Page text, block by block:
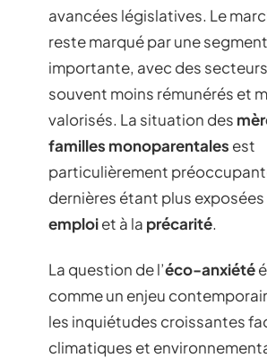
avancées législatives. Le
reste marqué par une
importante, avec des
souvent moins rémunérés et
valorisés. La situation des
familles monoparentales est
particulièrement
dernières étant plus exposées
emploiet à la précarité.
La question de l’éco-anxiété
comme un enjeu
les inquiétudes croissantes
climatiques et